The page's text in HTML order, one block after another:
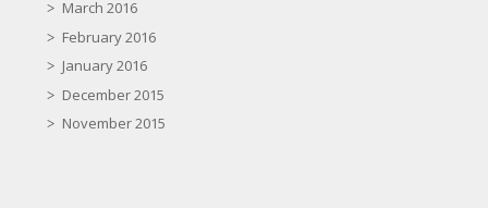
March 2016
February 2016
January 2016
December 2015
November 2015